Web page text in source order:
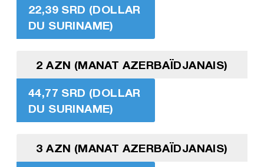
22,39 SRD (DOLLAR
DU SURINAME)
2 AZN (MANAT AZERBAÏDJANAIS)
44,77 SRD (DOLLAR
DU SURINAME)
3 AZN (MANAT AZERBAÏDJANAIS)